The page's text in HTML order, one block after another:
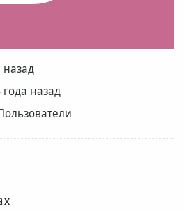
назад
года назад